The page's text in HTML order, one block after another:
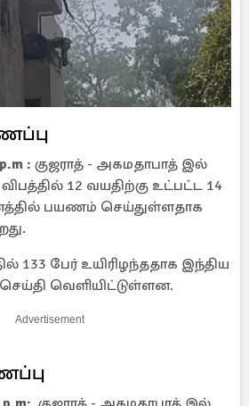
: குஜராத் - அகமதாபாத் இல்
12 வயதிற்கு உட்பட்ட 14
பயணம் செய்துள்ளதாக
133 பேர் உயிரிழந்ததாக இந்திய
வெளியிட்டுள்ளன.
Advertisement